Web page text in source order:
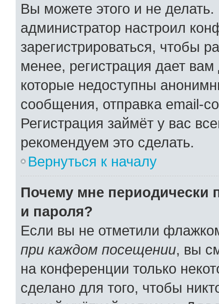
Вы можете этого и не делать.
администратор настроил
зарегистрироваться, чтобы
менее, регистрация дает
которые недоступны
сообщения, отправка email-
Регистрация займёт у вас
рекомендуем это сделать.
Вернуться к началу
Почему мне периодически
и пароля?
Если вы не отметили
при каждом посещении, вы
на конференции только
сделано для того, чтобы